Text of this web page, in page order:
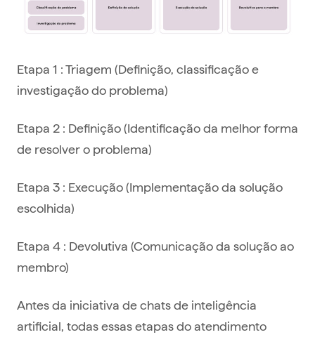
Etapa 1 : Triagem (Definição, classificação e
investigação do problema)
Etapa 2 : Definição (Identificação da melhor forma
de resolver o problema)
Etapa 3 : Execução (Implementação da solução
escolhida)
Etapa 4 : Devolutiva (Comunicação da solução ao
membro)
Antes da iniciativa de chats de inteligência
artificial, todas essas etapas do atendimento